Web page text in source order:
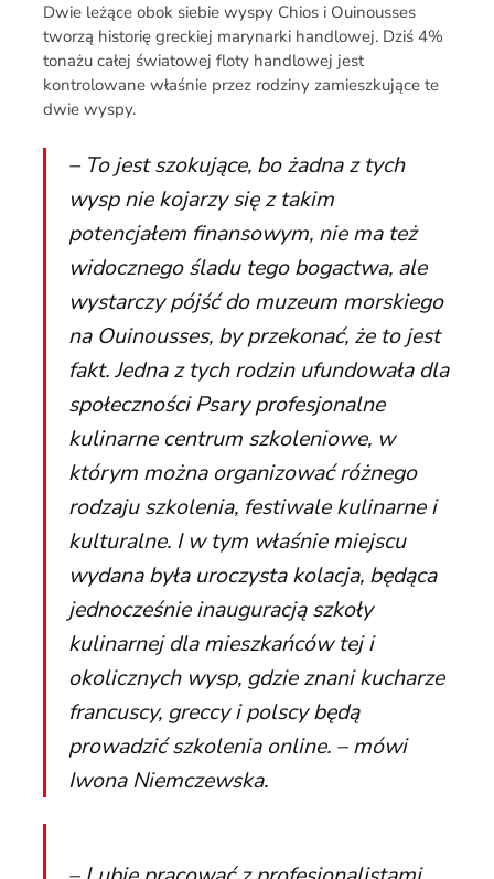
Dwie leżące obok siebie wyspy Chios i Ouinousses
tworzą historię greckiej marynarki handlowej. Dziś 4%
tonażu całej światowej floty handlowej jest
kontrolowane właśnie przez rodziny zamieszkujące te
dwie wyspy.
– To jest szokujące, bo żadna z tych
wysp nie kojarzy się z takim
potencjałem finansowym, nie ma też
widocznego śladu tego bogactwa, ale
wystarczy pójść do muzeum morskiego
na Ouinousses, by przekonać, że to jest
fakt. Jedna z tych rodzin ufundowała dla
społeczności Psary profesjonalne
kulinarne centrum szkoleniowe, w
którym można organizować różnego
rodzaju szkolenia, festiwale kulinarne i
kulturalne. I w tym właśnie miejscu
wydana była uroczysta kolacja, będąca
jednocześnie inauguracją szkoły
kulinarnej dla mieszkańców tej i
okolicznych wysp, gdzie znani kucharze
francuscy, greccy i polscy będą
prowadzić szkolenia online. – mówi
Iwona Niemczewska.